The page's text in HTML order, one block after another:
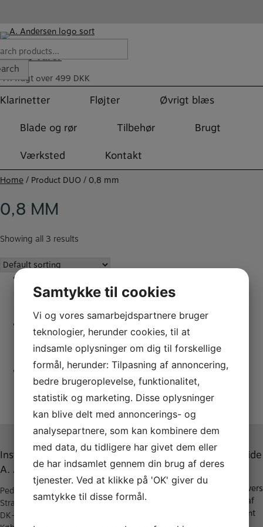
content
0Varer
Fri fragt over 499 DKK
Klarinetter Fløjter
Øvrigt blæs
Blade og rør
Tilbehør
Brugt
Værksted
Kontakt
Home/ Product DUO / 0,8 mm
0,8 MM
Showing all 3 results
DUO 0,3mm Mouthpiece Patch 0,3mm
KR.50,00 Læs mere
DUO 0,5mm Mouthpiece Patch 0,5mm
KR. 50,00 Læs mere
DUO 0,8mm Mouthpiece Patch
Læs mere
Instrumentmager
A. Andersen
Peder Hvitfeldts
Stræde 11, St
DK-1173
Når du
handler med
A. Andersen
Mere om A.
Andersen
Om A.
Andersen
Værd at vide
–
Rensning af
dit instrument
Samtykke til cookies
Vi og vores samarbejdspartnere bruger
teknologier, herunder cookies, til at
indsamle oplysninger om dig til forskellige
formål, herunder: Tilpasning af annoncering,
bedre brugeroplevelse, funktionalitet,
statistik og marketing. Disse oplysninger
kan blive delt med annoncerings- og
analysepartnere, som kan kombinere dem
med data, du tidligere har givet dem eller
de har indsamlet gennem din brug af deres
tjenester. Ved at klikke på 'OK' giver du
samtykke til disse formål.